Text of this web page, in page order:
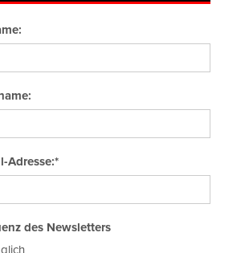
Adresse:*
des Newsletters